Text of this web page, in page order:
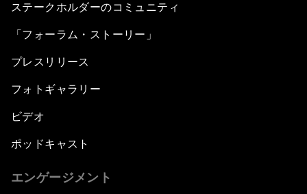
ステークホルダーのコミュニティ
「フォーラム・ストーリー」
プレスリリース
フォトギャラリー
ビデオ
ポッドキャスト
エンゲージメント